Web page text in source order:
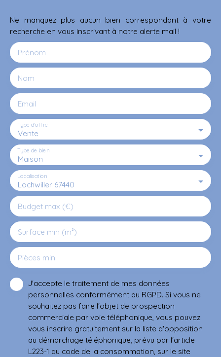
Ne manquez plus aucun bien correspondant à votre
recherche en vous inscrivant à notre alerte mail !
Prénom
Nom
Email
Vente
Type d'offre
Maison
Type de bien
Lochwiller 67440
Localisation
Budget max (€)
Surface min (m²)
Pièces min
J'accepte le traitement de mes données
personnelles conformément au RGPD. Si vous ne
souhaitez pas faire l'objet de prospection
commerciale par voie téléphonique, vous pouvez
vous inscrire gratuitement sur la liste d'opposition
au démarchage téléphonique, prévu par l'article
L223-1 du code de la consommation, sur le site